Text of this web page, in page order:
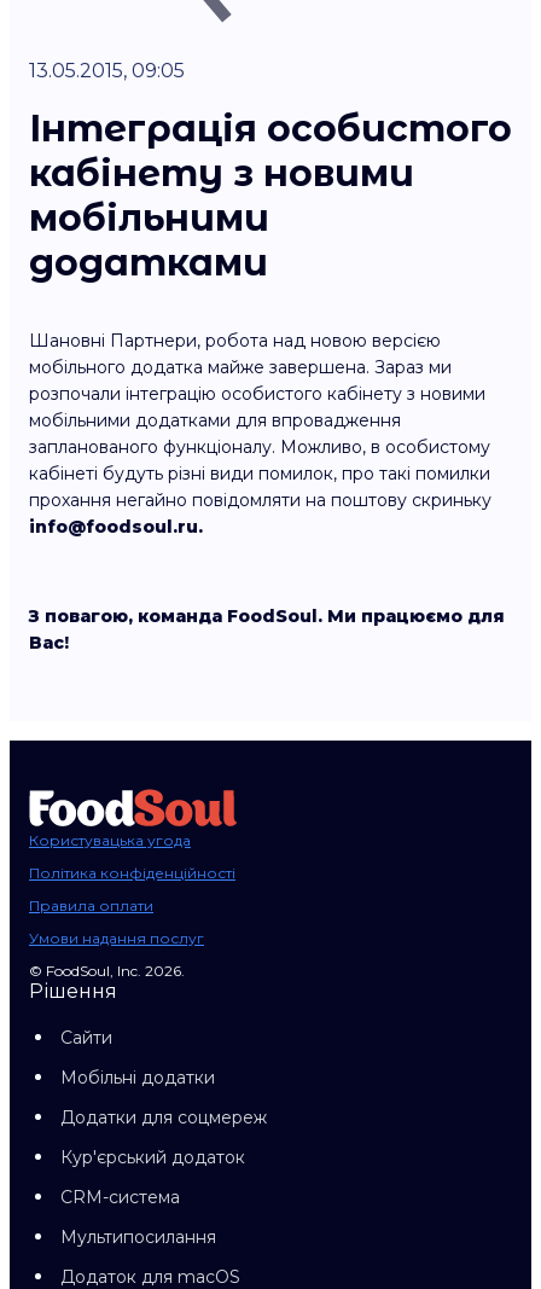
13.05.2015, 09:05
Інтеграція особистого
кабінету з новими
мобільними
додатками
Шановні Партнери, робота над новою версією
мобільного додатка майже завершена. Зараз ми
розпочали інтеграцію особистого кабінету з новими
мобільними додатками для впровадження
запланованого функціоналу. Можливо, в особистому
кабінеті будуть різні види помилок, про такі помилки
прохання негайно повідомляти на поштову скриньку
info@foodsoul.ru.
З повагою, команда FoodSoul. Ми працюємо для
Вас!
Користувацька угода
Політика конфіденційності
Правила оплати
Умови надання послуг
© FoodSoul, Inc. 2026.
Рішення
Сайти
Мобільні додатки
Додатки для соцмереж
Кур'єрський додаток
CRM-система
Мультипосилання
Додаток для macOS